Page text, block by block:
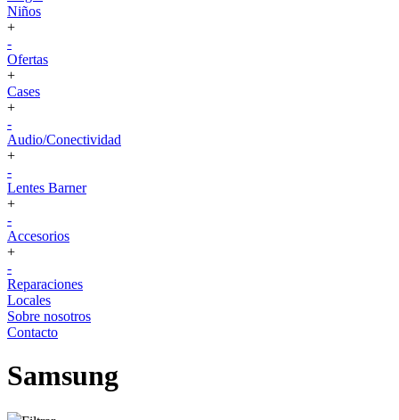
Niños
+
-
Ofertas
+
Cases
+
-
Audio/Conectividad
+
-
Lentes Barner
+
-
Accesorios
+
-
Reparaciones
Locales
Sobre nosotros
Contacto
Samsung